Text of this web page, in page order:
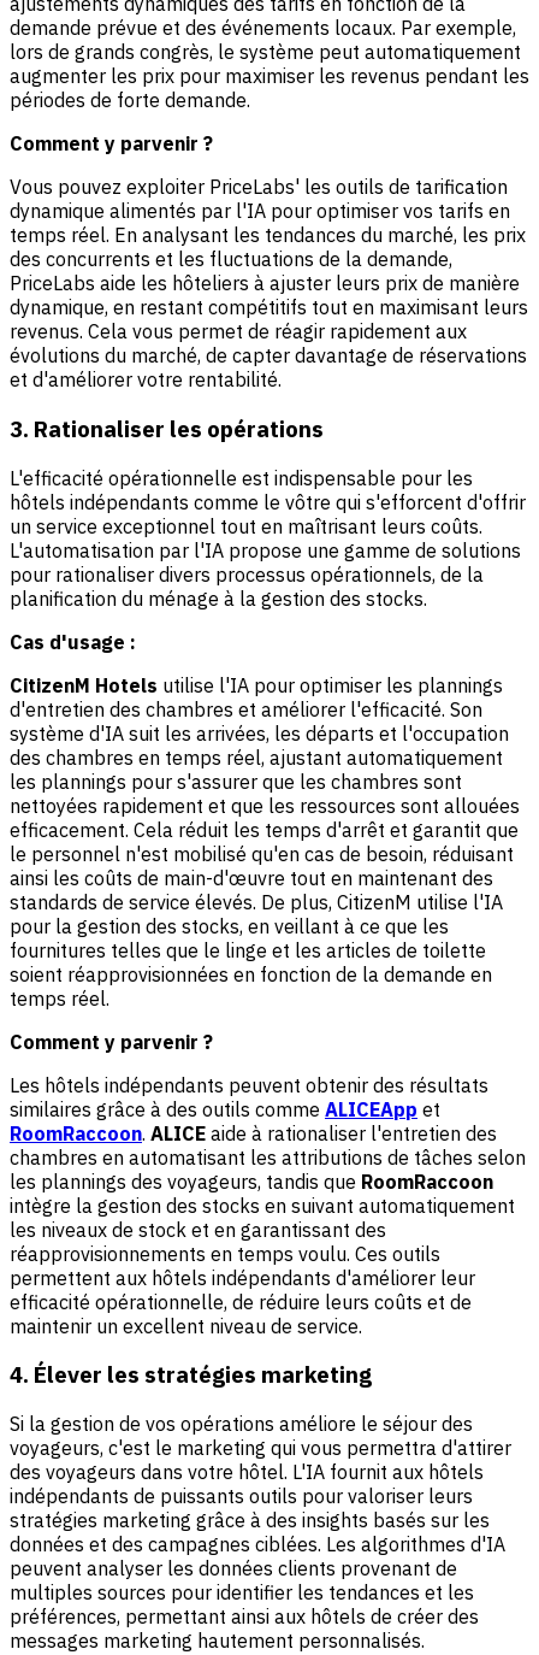
demande prévue et des événements locaux. Par exemple,
lors de grands congrès, le système peut automatiquement
augmenter les prix pour maximiser les revenus pendant les
périodes de forte demande.
Comment y parvenir ?
Vous pouvez exploiter PriceLabs' les outils de tarification
dynamique alimentés par l'IA pour optimiser vos tarifs en
temps réel. En analysant les tendances du marché, les prix
des concurrents et les fluctuations de la demande,
PriceLabs aide les hôteliers à ajuster leurs prix de manière
dynamique, en restant compétitifs tout en maximisant leurs
revenus. Cela vous permet de réagir rapidement aux
évolutions du marché, de capter davantage de réservations
et d'améliorer votre rentabilité.
3. Rationaliser les opérations
L'efficacité opérationnelle est indispensable pour les
hôtels indépendants comme le vôtre qui s'efforcent d'offrir
un service exceptionnel tout en maîtrisant leurs coûts.
L'automatisation par l'IA propose une gamme de solutions
pour rationaliser divers processus opérationnels, de la
planification du ménage à la gestion des stocks.
Cas d'usage :
CitizenM Hotels utilise l'IA pour optimiser les plannings
d'entretien des chambres et améliorer l'efficacité. Son
système d'IA suit les arrivées, les départs et l'occupation
des chambres en temps réel, ajustant automatiquement
les plannings pour s'assurer que les chambres sont
nettoyées rapidement et que les ressources sont allouées
efficacement. Cela réduit les temps d'arrêt et garantit que
le personnel n'est mobilisé qu'en cas de besoin, réduisant
ainsi les coûts de main-d'œuvre tout en maintenant des
standards de service élevés. De plus, CitizenM utilise l'IA
pour la gestion des stocks, en veillant à ce que les
fournitures telles que le linge et les articles de toilette
soient réapprovisionnées en fonction de la demande en
temps réel.
Comment y parvenir ?
Les hôtels indépendants peuvent obtenir des résultats
similaires grâce à des outils comme ALICEApp et
RoomRaccoon. ALICE aide à rationaliser l'entretien des
chambres en automatisant les attributions de tâches selon
les plannings des voyageurs, tandis que RoomRaccoon
intègre la gestion des stocks en suivant automatiquement
les niveaux de stock et en garantissant des
réapprovisionnements en temps voulu. Ces outils
permettent aux hôtels indépendants d'améliorer leur
efficacité opérationnelle, de réduire leurs coûts et de
maintenir un excellent niveau de service.
4. Élever les stratégies marketing
Si la gestion de vos opérations améliore le séjour des
voyageurs, c'est le marketing qui vous permettra d'attirer
des voyageurs dans votre hôtel. L'IA fournit aux hôtels
indépendants de puissants outils pour valoriser leurs
stratégies marketing grâce à des insights basés sur les
données et des campagnes ciblées. Les algorithmes d'IA
peuvent analyser les données clients provenant de
multiples sources pour identifier les tendances et les
préférences, permettant ainsi aux hôtels de créer des
messages marketing hautement personnalisés.